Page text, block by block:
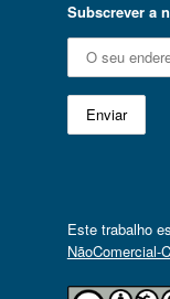
Subscrever a
Este trabalho
NãoComercial-